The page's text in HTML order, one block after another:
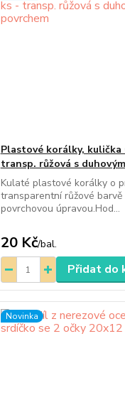
Plastové korálky, kulička
transp. růžová s
Kulaté plastové korálky o
transparentní růžové barvě
povrchovou úpravou.Hod...
20 Kč/bal.
Přidat do
Novinka